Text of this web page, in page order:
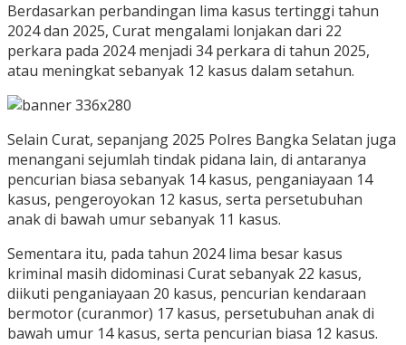
Berdasarkan perbandingan lima kasus tertinggi tahun
2024 dan 2025, Curat mengalami lonjakan dari 22
perkara pada 2024 menjadi 34 perkara di tahun 2025,
atau meningkat sebanyak 12 kasus dalam setahun.
Selain Curat, sepanjang 2025 Polres Bangka Selatan juga
menangani sejumlah tindak pidana lain, di antaranya
pencurian biasa sebanyak 14 kasus, penganiayaan 14
kasus, pengeroyokan 12 kasus, serta persetubuhan
anak di bawah umur sebanyak 11 kasus.
Sementara itu, pada tahun 2024 lima besar kasus
kriminal masih didominasi Curat sebanyak 22 kasus,
diikuti penganiayaan 20 kasus, pencurian kendaraan
bermotor (curanmor) 17 kasus, persetubuhan anak di
bawah umur 14 kasus, serta pencurian biasa 12 kasus.